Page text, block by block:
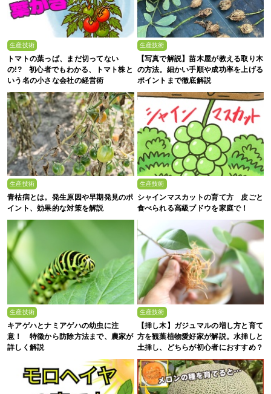
生産技術
トマトの葉っぱ、まだ切ってない
の!? 初心者でもわかる、トマト株と
いう名の小さな会社の経営術
生産技術
【写真で解説】苗木屋が教える取り木
の方法。細かい手順や成功率を上げる
ポイントまで徹底解説
生産技術
青枯病とは。発生原因や早期発見のポ
イント、効果的な対策を解説
生産技術
シャインマスカットの育て方 皮ごと
食べられる高級ブドウを家庭で！
生産技術
キアゲハとナミアゲハの幼虫に注
意！ 特徴から防除方法まで、農家が
詳しく解説
生産技術
【挿し木】ガジュマルの増し方と育て
方を観葉植物愛好家が解説。水挿しと
土挿し、どちらが初心者におすすめ？